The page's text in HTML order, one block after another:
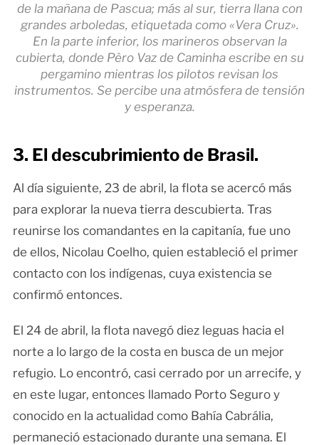
de la mañana de Pascua; más al sur, tierra llana con
grandes arboledas, etiquetada como «Vera Cruz».
En la parte inferior, los marineros observan la
cubierta, donde Pêro Vaz de Caminha escribe en su
pergamino mientras los pilotos revisan los
instrumentos. Se percibe una atmósfera de tensión
y esperanza.
3. El descubrimiento de Brasil.
Al día siguiente, 23 de abril, la flota se acercó más
para explorar la nueva tierra descubierta. Tras
reunirse los comandantes en la capitanía, fue uno
de ellos, Nicolau Coelho, quien estableció el primer
contacto con los indígenas, cuya existencia se
confirmó entonces.
El 24 de abril, la flota navegó diez leguas hacia el
norte a lo largo de la costa en busca de un mejor
refugio. Lo encontró, casi cerrado por un arrecife, y
en este lugar, entonces llamado Porto Seguro y
conocido en la actualidad como Bahía Cabrália,
permaneció estacionado durante una semana. El